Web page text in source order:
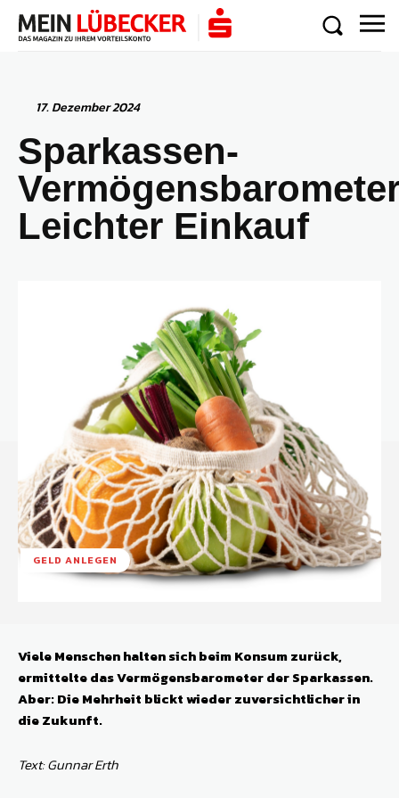
17. Dezember 2024
Sparkassen-
Leichter Einkauf
GELD ANLEGEN
Viele Menschen halten sich beim Konsum zurück,
ermittelte das Vermögensbarometer der Sparkassen.
Aber: Die Mehrheit blickt wieder zuversichtlicher in
die Zukunft.
Text: Gunnar Erth